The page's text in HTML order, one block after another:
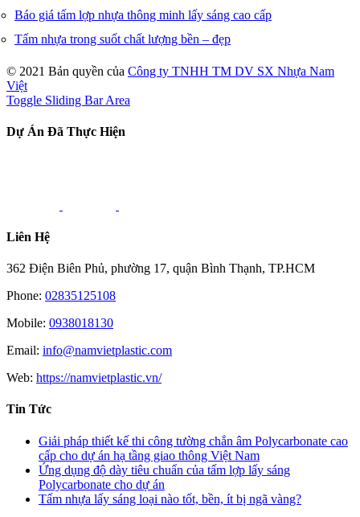
Báo giá tấm lợp nhựa thông minh lấy sáng cao cấp
Tấm nhựa trong suốt chất lượng bền – đẹp
© 2021 Bản quyền của Công ty TNHH TM DV SX Nhựa Nam
Việt
Toggle Sliding Bar Area
Dự Án Đã Thực Hiện
Liên Hệ
362 Điện Biên Phủ, phường 17, quận Bình Thạnh, TP.HCM
Phone: 02835125108
Mobile: 0938018130
Email: info@namvietplastic.com
Web: https://namvietplastic.vn/
Tin Tức
Giải pháp thiết kế thi công tường chắn âm Polycarbonate cao
cấp cho dự án hạ tầng giao thông Việt Nam
Ứng dụng độ dày tiêu chuẩn của tấm lợp lấy sáng
Polycarbonate cho dự án
Tấm nhựa lấy sáng loại nào tốt, bền, ít bị ngã vàng?